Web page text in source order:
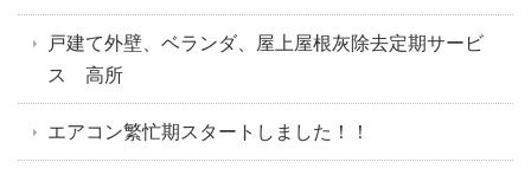
戸建て外壁、ベランダ、屋上屋根灰除去定期サービ
ス 高所
エアコン繁忙期スタートしました！！